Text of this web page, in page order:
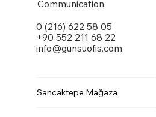
Communication
0 (216) 622 58 05
+90 552 211 68 22
info@gunsuofis.com
Sancaktepe Mağaza